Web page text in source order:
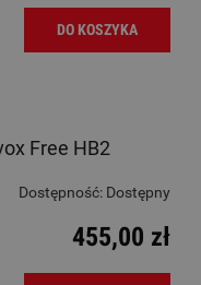
DO KOSZYKA
Free HB2
Dostępność: Dostępny
455,00 zł